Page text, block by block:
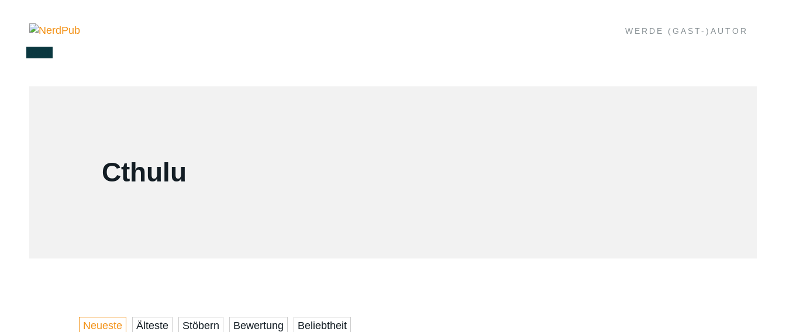
WERDE (GAST-)AUTOR
Cthulu
Neueste Älteste Stöbern Bewertung Beliebtheit